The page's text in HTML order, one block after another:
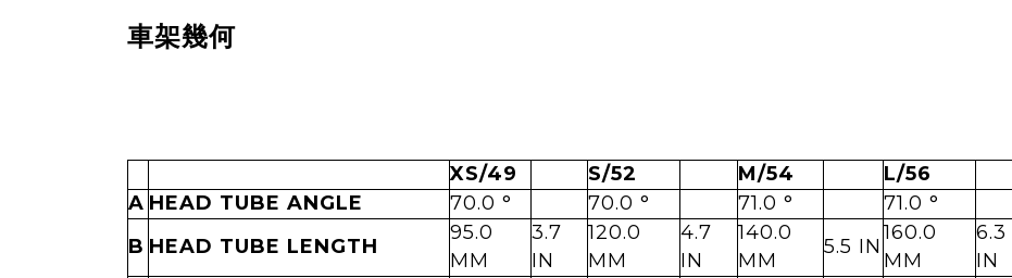
車架幾何
XS/49 S/52 M/54 L/56
A HEAD TUBE ANGLE 70.0 ° 70.0 ° 71.0 ° 71.0 °
B HEAD TUBE LENGTH
95.0
MM
3.7
IN
120.0
MM
4.7
IN
140.0
MM
5.5 IN
160.0
MM
6.3
IN